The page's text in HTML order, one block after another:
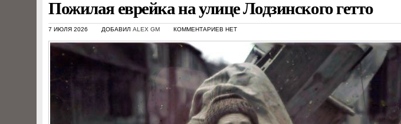
Пожилая еврейка на улице Лодзинского гетто
7 ИЮЛЯ 2026 ДОБАВИЛ ALEX GM КОММЕНТАРИЕВ НЕТ